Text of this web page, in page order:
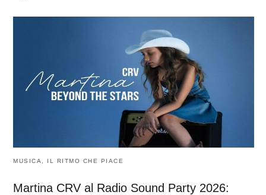
MUSICA, IL RITMO CHE PIACE
Martina CRV al Radio Sound Party 2026: